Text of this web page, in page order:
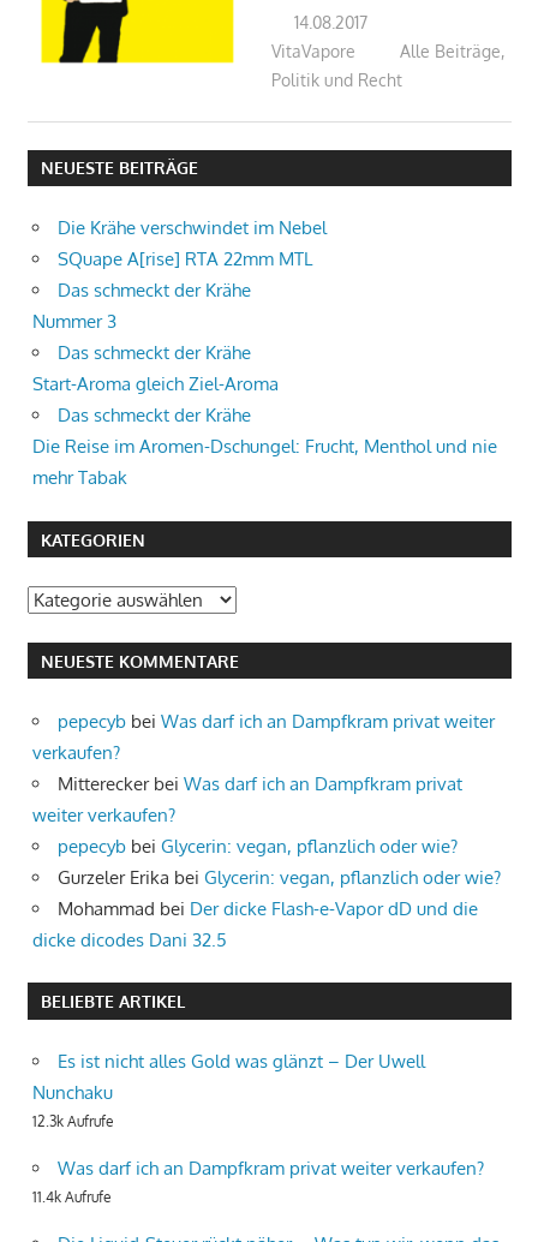
14.08.2017
VitaVapore
Alle Beiträge,
Politik und Recht
NEUESTE BEITRÄGE
Die Krähe verschwindet im Nebel
SQuape A[rise] RTA 22mm MTL
Das schmeckt der Krähe
Nummer 3
Das schmeckt der Krähe
Start-Aroma gleich Ziel-Aroma
Das schmeckt der Krähe
Die Reise im Aromen-Dschungel: Frucht, Menthol und nie
mehr Tabak
KATEGORIEN
Kategorien
NEUESTE KOMMENTARE
pepecyb bei Was darf ich an Dampfkram privat weiter
verkaufen?
Mittereckerbei Was darf ich an Dampfkram privat
weiter verkaufen?
pepecyb bei Glycerin: vegan, pflanzlich oder wie?
Gurzeler Erika bei Glycerin: vegan, pflanzlich oder wie?
Mohammad bei Der dicke Flash-e-Vapor dD und die
dicke dicodes Dani 32.5
BELIEBTE ARTIKEL
Es ist nicht alles Gold was glänzt – Der Uwell
Nunchaku
12.3k Aufrufe
Was darf ich an Dampfkram privat weiter verkaufen?
11.4k Aufrufe